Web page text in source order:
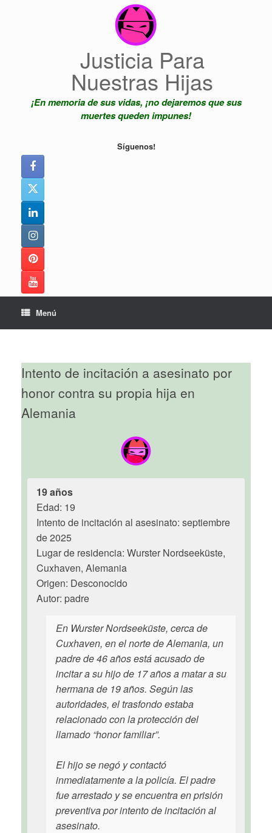
Justicia Para
Nuestras Hijas
¡En memoria de sus vidas, ¡no dejaremos que sus
muertes queden impunes!
Síguenos!
Menú
Intento de incitación a asesinato por
honor contra su propia hija en
Alemania
19 años
Edad: 19
Intento de incitación al asesinato: septiembre
de 2025
Lugar de residencia: Wurster Nordseeküste,
Cuxhaven, Alemania
Origen: Desconocido
Autor: padre
En Wurster Nordseeküste, cerca de
Cuxhaven, en el norte de Alemania, un
padre de 46 años está acusado de
incitar a su hijo de 17 años a matar a su
hermana de 19 años. Según las
autoridades, el trasfondo estaba
relacionado con la protección del
llamado “honor familiar”.
El hijo se negó y contactó
inmediatamente a la policía. El padre
fue arrestado y se encuentra en prisión
preventiva por intento de incitación al
asesinato.